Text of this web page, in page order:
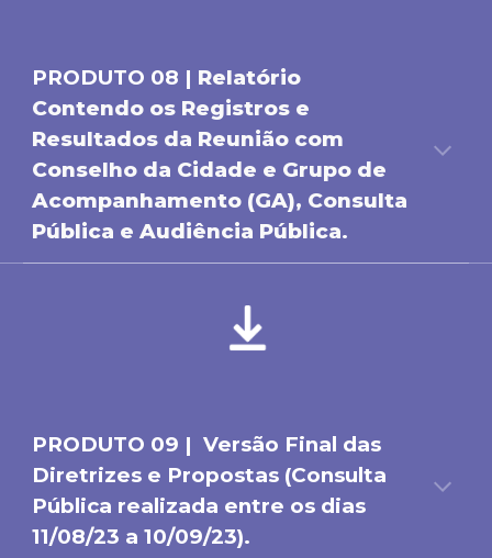
PRODUTO 08 | Relatório
Contendo os Registros e
Resultados da Reunião com
Conselho da Cidade e Grupo de
Acompanhamento (GA), Consulta
Pública e Audiência Pública.
PRODUTO 09 | Versão Final das
Diretrizes e Propostas (Consulta
Pública realizada entre os dias
11/08/23 a 10/09/23).